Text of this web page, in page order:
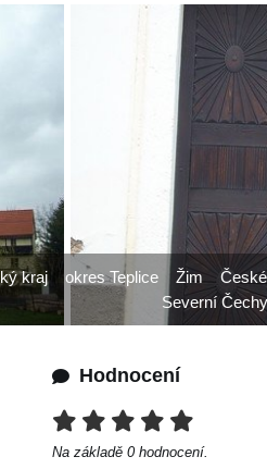
Hodnocení
Na základě 0 hodnocení.
kraj okres Teplice Žim
Severní Čechy